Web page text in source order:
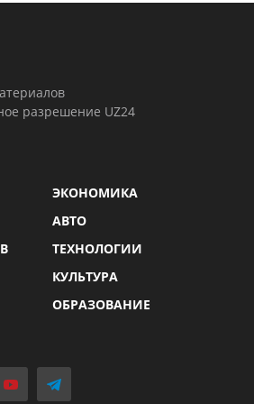
разрешение UZ24
ЭКОНОМИКА
АВТО
ТЕХНОЛОГИИ
КУЛЬТУРА
ОБРАЗОВАНИЕ